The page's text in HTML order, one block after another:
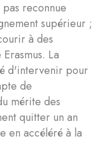
reconnue
supérieur ;
à des
La
d'intervenir pour
de
mérite des
quitter un an
en accéléré à la